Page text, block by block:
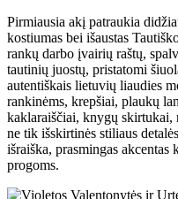
Pirmiausia akį patraukia
kostiumas bei išaustas
rankų darbo įvairių raštų,
tautinių juostų, pristatomi
autentiškais lietuvių liaudies
rankinėms, krepšiai, plaukų
kaklaraiščiai, knygų skirtukai,
ne tik išskirtinės stiliaus
išraiška, prasmingas akcentas
progoms.